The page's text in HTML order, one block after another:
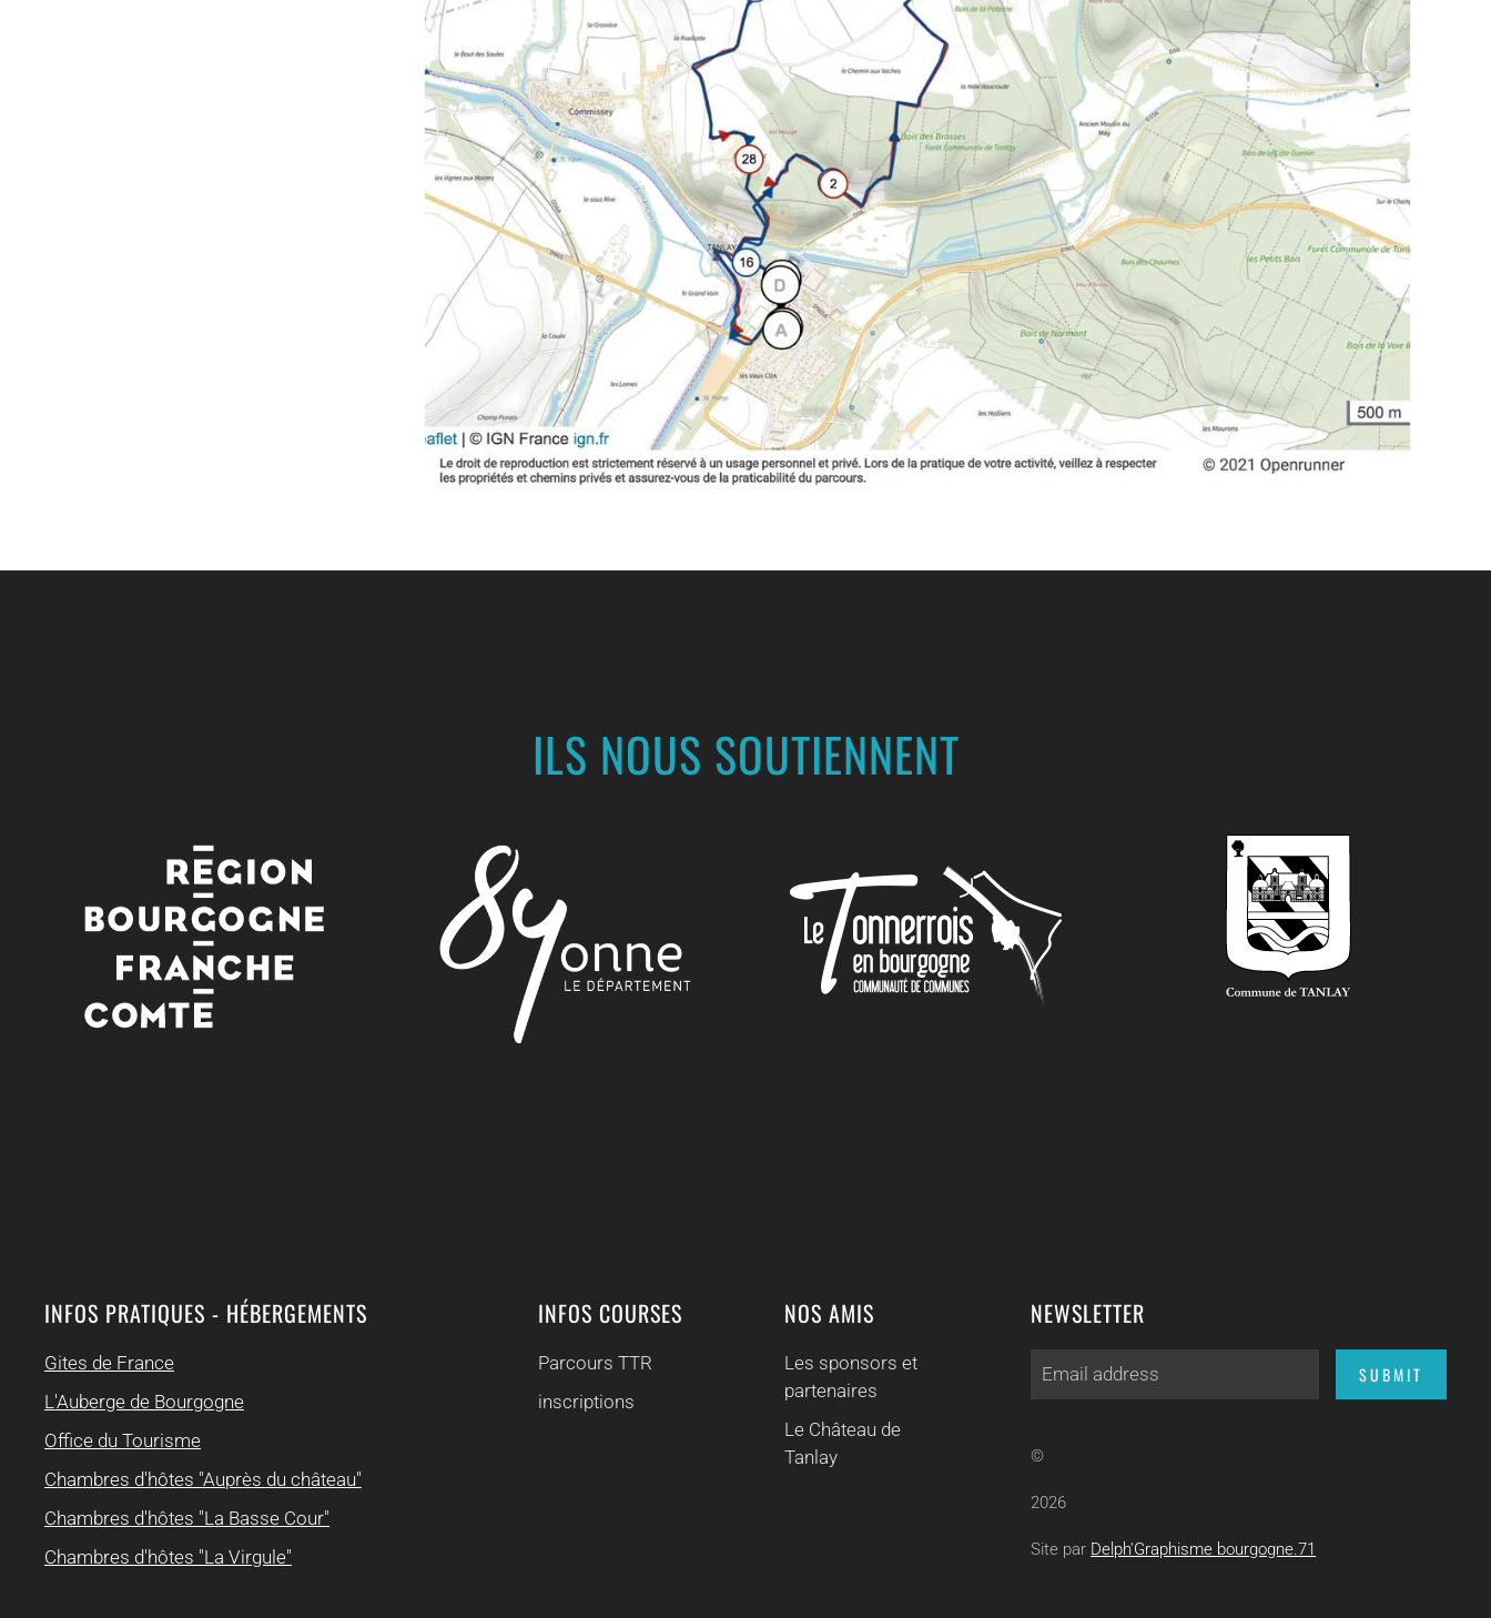
ILS NOUS SOUTIENNENT
INFOS PRATIQUES - HÉBERGEMENTS
Gites de France
L'Auberge de Bourgogne
Office du Tourisme
Chambres d'hôtes "Auprès du château"
Chambres d'hôtes "La Basse Cour"
Chambres d'hôtes "La Virgule"
INFOS COURSES
Parcours TTR
inscriptions
NOS AMIS
Les sponsors et
partenaires
Le Château de
Tanlay
NEWSLETTER
SUBMIT
©
2026
Site par Delph'Graphisme bourgogne.71